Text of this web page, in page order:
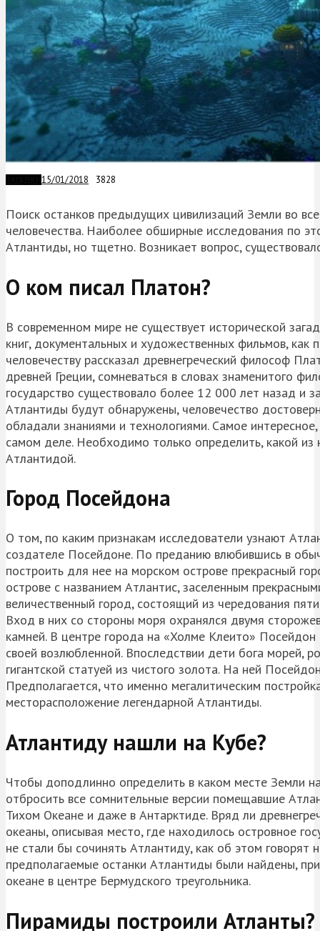
15/01/2018 3828
Поиск останков предыдущих цивилизаций Земли во
человечества. Наиболее обширные исследования по
Атлантиды, но тщетно. Возникает вопрос,
О ком писал Платон?
В современном мире не существует исторической
книг, документальных и художественных фильмов,
человечеству рассказал древнегреческий философ
древней Греции, сомневаться в словах знаменитого
государство существовало более 12 000 лет назад и
Атлантиды будут обнаружены, человечество
обладали знаниями и технологиями. Самое
самом деле. Необходимо только определить, какой
Атлантидой.
Город Посейдона
О том, по каким признакам исследователи узнают
создателе Посейдоне. По преданию влюбившись в
построить для нее на морском острове прекрасный
острове с названием Атлантис, заселенным
величественный город, состоящий из чередования
Вход в них со стороны моря охранялся двумя
камней. В центре города на «Холме Клеито»
своей возлюбленной. Впоследствии дети бога морей,
гигантской статуей из чистого золота. На ней
Предполагается, что именно мегалитическим
месторасположение легендарной Атлантиды.
Атлантиду нашли на Кубе?
Чтобы доподлинно определить в каком месте Земли
отбросить все сомнительные версии помещавшие
Тихом Океане и даже в Антарктиде. Вряд ли
океаны, описывая место, где находилось островное
не стали бы сочинять Атлантиду, как об этом говорят
предполагаемые останки Атлантиды были найдены,
океане в центре Бермудского треугольника.
Пирамиды построили Атланты?